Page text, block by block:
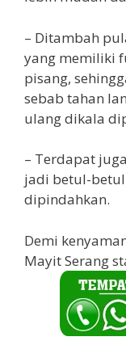
– Ditambah
yang memiliki
pisang,
sebab tahan
ulang dikala
– Terdapat
jadi betul-
dipindahkan.
Demi
Mayit Serang